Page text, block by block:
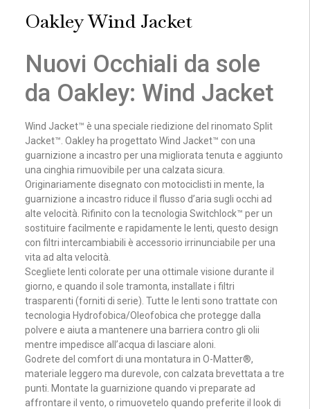
Oakley Wind Jacket
Nuovi Occhiali da sole
da Oakley: Wind Jacket
Wind Jacket™ è una speciale riedizione del rinomato Split
Jacket™. Oakley ha progettato Wind Jacket™ con una
guarnizione a incastro per una migliorata tenuta e aggiunto
una cinghia rimuovibile per una calzata sicura.
Originariamente disegnato con motociclisti in mente, la
guarnizione a incastro riduce il flusso d’aria sugli occhi ad
alte velocità. Rifinito con la tecnologia Switchlock™ per un
sostituire facilmente e rapidamente le lenti, questo design
con filtri intercambiabili è accessorio irrinunciabile per una
vita ad alta velocità.
Scegliete lenti colorate per una ottimale visione durante il
giorno, e quando il sole tramonta, installate i filtri
trasparenti (forniti di serie). Tutte le lenti sono trattate con
tecnologia Hydrofobica/Oleofobica che protegge dalla
polvere e aiuta a mantenere una barriera contro gli olii
mentre impedisce all’acqua di lasciare aloni.
Godrete del comfort di una montatura in O-Matter®,
materiale leggero ma durevole, con calzata brevettata a tre
punti. Montate la guarnizione quando vi preparate ad
affrontare il vento, o rimuovetelo quando preferite il look di